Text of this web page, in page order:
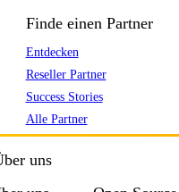
Finde einen Partner
Entdecken
Reseller Partner
Success Stories
Alle Partner
uns